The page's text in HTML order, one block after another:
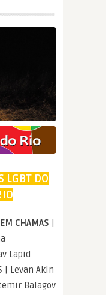
LGBT DO
CHAMAS |
Lapid
| Levan Akin
Balagov